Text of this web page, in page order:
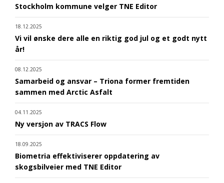
Stockholm kommune velger TNE Editor
18.12.2025
Vi vil ønske dere alle en riktig god jul og et godt nytt
år!
08.12.2025
Samarbeid og ansvar – Triona former fremtiden
sammen med Arctic Asfalt
04.11.2025
Ny versjon av TRACS Flow
18.09.2025
Biometria effektiviserer oppdatering av
skogsbilveier med TNE Editor